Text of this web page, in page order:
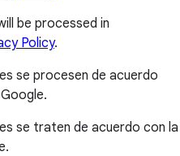
be processed in
Policy.
se procesen de acuerdo
se traten de acuerdo con la